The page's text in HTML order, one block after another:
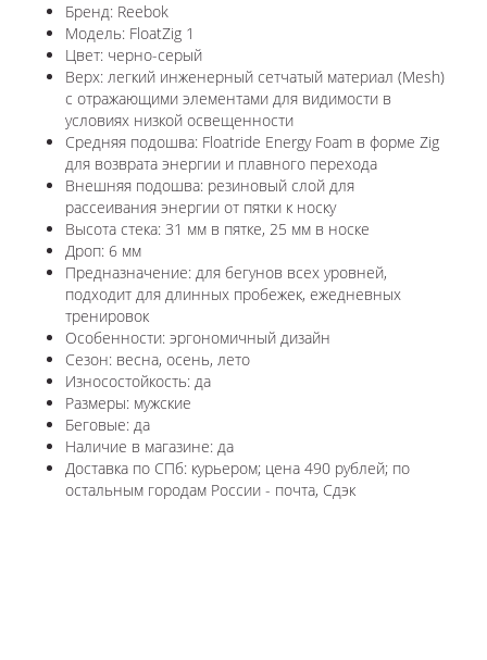
Бренд: Reebok
Модель: FloatZig 1
Цвет: черно-серый
Верх: легкий инженерный сетчатый материал (Mesh)
с отражающими элементами для видимости в
условиях низкой освещенности
Средняя подошва: Floatride Energy Foam в форме Zig
для возврата энергии и плавного перехода
Внешняя подошва: резиновый слой для
рассеивания энергии от пятки к носку
Высота стека: 31 мм в пятке, 25 мм в носке
Дроп: 6 мм
Предназначение: для бегунов всех уровней,
подходит для длинных пробежек, ежедневных
тренировок
Особенности: эргономичный дизайн
Сезон: весна, осень, лето
Износостойкость: да
Размеры: мужские
Беговые: да
Наличие в магазине: да
Доставка по СПб: курьером; цена 490 рублей; по
остальным городам России - почта, Сдэк